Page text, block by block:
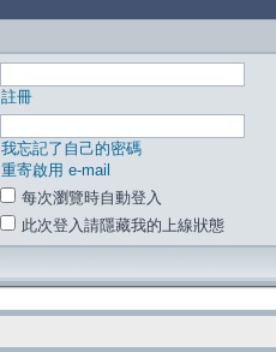
註冊
我忘記了自己的密碼
重寄啟用 e-mail
每次瀏覽時自動登入
此次登入請隱藏我的上線狀態